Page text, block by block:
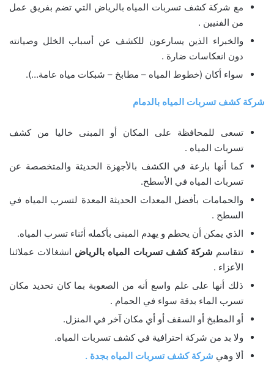
مع شركة كشف تسربات المياه بالرياض التي تضم بفريق عمل
من الفنيين .
والخبراء الذين يسارعون للكشف عن أسباب الخلل وصيانته
دون انعكاسات ضارة .
سواء أكان (خطوط المياه – مطابخ – شبكات مياه عامة…).
شركة كشف تسربات المياه بالدمام
تسعى للمحافظة على المكان أو المبنى خاليا من كشف
تسربات المياه .
كما أنها بارعة في الكشف بالأجهزة الحديثة والمتخصصة عن
تسربات المياه في الأسطح.
والحمامات بأفضل المعدات الحديثة المعدة لتسرب المياه في
السطح .
الذي يمكن أن يحطم و يهدم المبنى بأكمله أثناء تسرب المياه.
تتقاسم شركة كشف تسربات المياه بالرياض انشغالات عملائنا
الأعزاء .
ذلك أنها على علم واسع أنه من الصعوبة بما كان تحديد مكان
تسرب الماء بدقة سواء في الحمام .
أو المطبخ أو السقف أو أي مكان آخر في المنزل.
ولا بد من شركة احترافية في كشف تسربات المياه.
ألا وهي شركة كشف تسربات المياه بجدة .